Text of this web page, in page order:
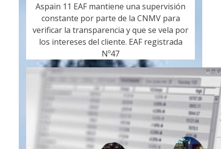
Aspain 11 EAF mantiene una supervisión
constante por parte de la CNMV para
verificar la transparencia y que se vela por
los intereses del cliente. EAF registrada
Nº47